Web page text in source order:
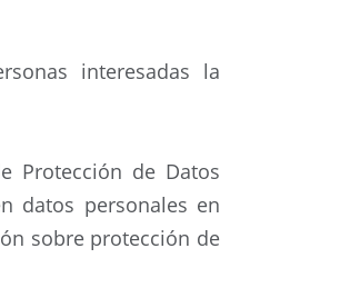
interesadas la
Protección de Datos
datos personales en
sobre protección de